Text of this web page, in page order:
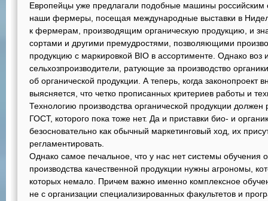
Европейцы уже предлагали подобные машины российским
наши фермеры, посещая международные выставки в
к фермерам, производящим органическую продукцию, и
сортами и другими премудростями, позволяющими
продукцию с маркировкой BIO в ассортименте. Однако воз
сельхозпроизводители, ратующие за производство
об органической продукции. А теперь, когда законопроект
выясняется, что четко прописанных критериев работы и
Технологию производства органической продукции
ГОСТ, которого пока тоже нет. Да и приставки био- и
безосновательно как обычный маркетинговый ход, их
регламентировать.
Однако самое печальное, что у нас нет системы обучения
производства качественной продукции нужны агрономы,
которых немало. Причем важно именно комплексное
не с организации специализированных факультетов и